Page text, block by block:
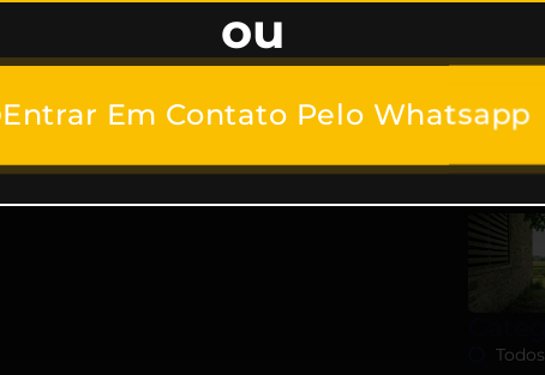
Todos
ou
Entrar Em Contato Pelo Whatsapp